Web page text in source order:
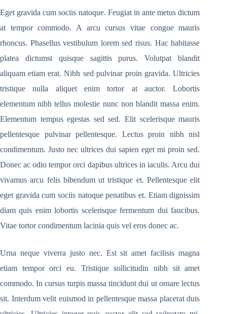
Eget gravida cum sociis natoque. Feugiat in ante metus dictum
at tempor commodo. A arcu cursus vitae congue mauris
rhoncus. Phasellus vestibulum lorem sed risus. Hac habitasse
platea dictumst quisque sagittis purus. Volutpat blandit
aliquam etiam erat. Nibh sed pulvinar proin gravida. Ultricies
tristique nulla aliquet enim tortor at auctor. Lobortis
elementum nibh tellus molestie nunc non blandit massa enim.
Elementum tempus egestas sed sed. Elit scelerisque mauris
pellentesque pulvinar pellentesque. Lectus proin nibh nisl
condimentum. Justo nec ultrices dui sapien eget mi proin sed.
Donec ac odio tempor orci dapibus ultrices in iaculis. Arcu dui
vivamus arcu felis bibendum ut tristique et. Pellentesque elit
eget gravida cum sociis natoque penatibus et. Etiam dignissim
diam quis enim lobortis scelerisque fermentum dui faucibus.
Vitae tortor condimentum lacinia quis vel eros donec ac.
Urna neque viverra justo nec. Est sit amet facilisis magna
etiam tempor orci eu. Tristique sollicitudin nibh sit amet
commodo. In cursus turpis massa tincidunt dui ut ornare lectus
sit. Interdum velit euismod in pellentesque massa placerat duis